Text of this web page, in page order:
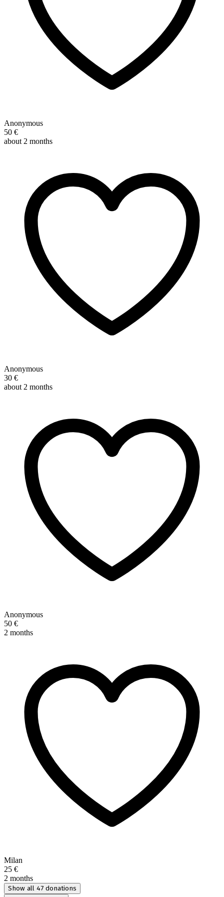
Anonymous
50 €
about 2 months
Anonymous
30 €
about 2 months
Anonymous
50 €
2 months
Milan
25 €
2 months
Show all 47 donations